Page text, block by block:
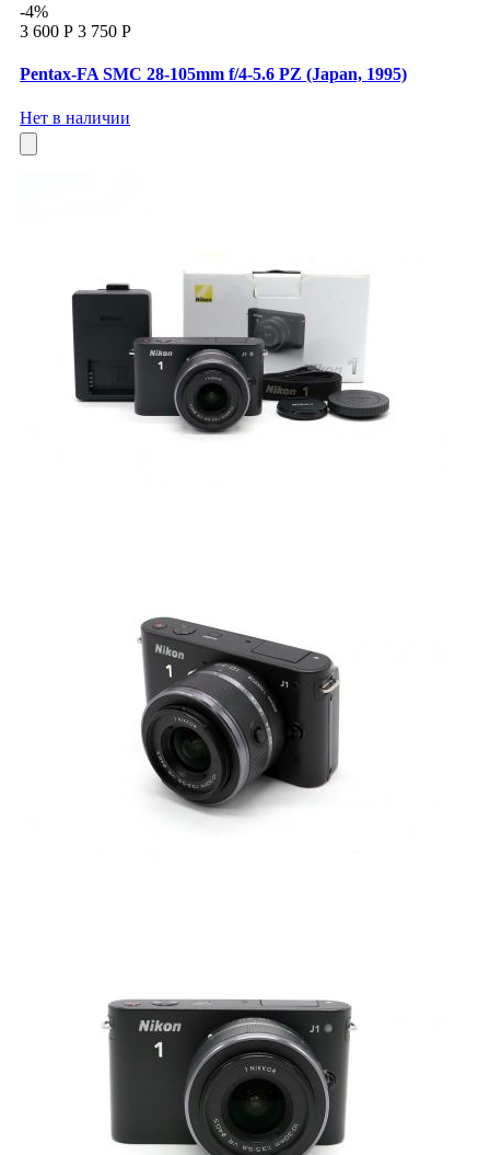
-4%
3 600 Р 3 750 Р
Pentax-FA SMC 28-105mm f/4-5.6 PZ (Japan, 1995)
Нет в наличии